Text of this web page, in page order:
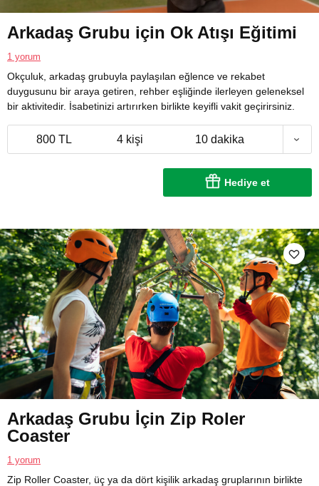
Arkadaş Grubu için Ok Atışı Eğitimi
1 yorum
Okçuluk, arkadaş grubuyla paylaşılan eğlence ve rekabet
duygusunu bir araya getiren, rehber eşliğinde ilerleyen geleneksel
bir aktivitedir. İsabetinizi artırırken birlikte keyifli vakit geçirirsiniz.
800 TL 4 kişi 10 dakika
Hediye et
Arkadaş Grubu İçin Zip Roler
Coaster
1 yorum
Zip Roller Coaster, üç ya da dört kişilik arkadaş gruplarının birlikte